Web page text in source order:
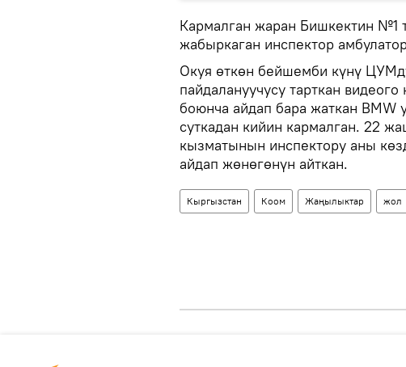
Кармалган жаран Бишкектин №1
жабыркаган инспектор
Окуя өткөн бейшемби күнү
пайдалануучусу тарткан
боюнча айдап бара жаткан BMW
суткадан кийин кармалган. 22
кызматынын инспектору аны
айдап жөнөгөнүн айткан.
Кыргызстан Коом Жаңылыктар жол